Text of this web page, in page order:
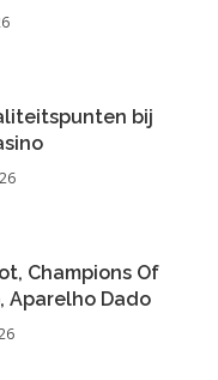
bij
Champions Of
Aparelho Dado